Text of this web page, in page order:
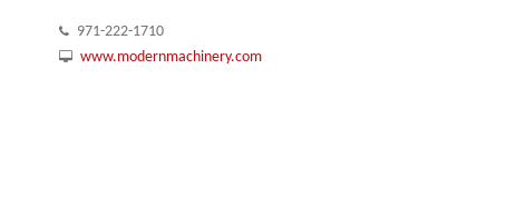
971-222-1710
www.modernmachinery.com